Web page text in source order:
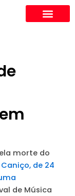
morte do
de 24
de Música